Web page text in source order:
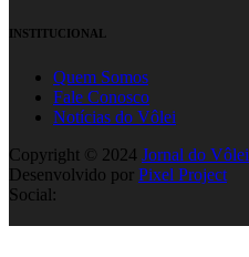
INSTITUCIONAL
Quem Somos
Fale Conosco
Notícias do Vôlei
Copyright © 2024 Jornal do Vôlei
Desenvolvido por Pixel Project
Social: